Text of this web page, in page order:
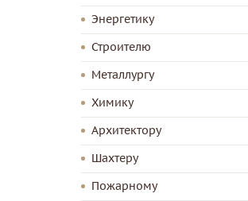
Энергетику
Строителю
Металлургу
Химику
Архитектору
Шахтеру
Пожарному